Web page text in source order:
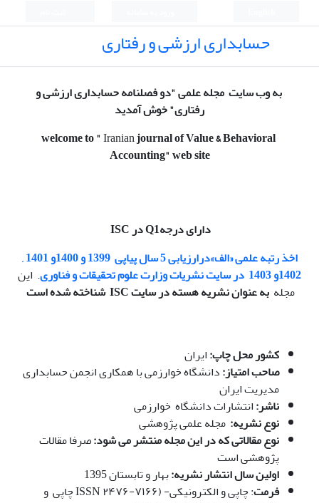
حسابداری ارزشی و رفتاری
به وب سایت مجله علمی "دو فصلنامه حسابداری ارزشی و
رفتاری" خوش آمدید
welcome to"Iranianjournal of Value & Behavioral
Accounting" web site
دارای درجهQ1 در ISC
اخذ رتبهعلمی «الف»درارزیابی 5 سال پیاپی
1399 و 1400و 1401 ,
1402و 1403
در سایت نشریات وزارت علوم تحقیقات و فناوری. این
مجله به عنوان نشریه هسته در سایت ISC شناخته شده است
کشور محل چاپ:ایران
صاحب امتیاز:دانشگاه خوارزمی با همکاری انجمن حسابداری
مدیریت ایران
ناشر:انتشارات دانشگاه خوارزمی
نوع نشریه: مجله علمی پژوهشی
نوع مقالاتی که در این مجله منتشر می شود:صرفا مقالات
پژوهشی است
اولین سال انتشار نشریه:بهار و تابستان 1395
فرمت
: چاپی و الکترونیکی- (ISSN ۲۴۷۶-۷۱۶۶ چاپی و